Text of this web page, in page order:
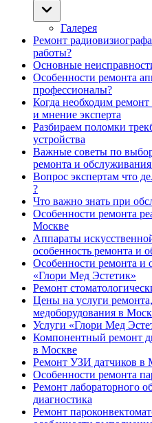
Галерея
Ремонт
работы?
Основные
Особенности ремонта
профессионалы?
Когда необходим
и мнение эксперта
Разбираем поломки
устройства
Важные советы по
ремонта и
Вопрос экспертам что
?
Что важно знать при
Особенности ремонта
Москве
Аппараты
особенность ремонта и
Особенности ремонта и
«Глори Мед Эстетик»
Ремонт
Цены на услуги
медоборудования в
Услуги «Глори Мед
Компонентный ремонт
в Москве
Ремонт УЗИ датчиков в
Особенности ремонта
Ремонт лабораторного
диагностика
Ремонт